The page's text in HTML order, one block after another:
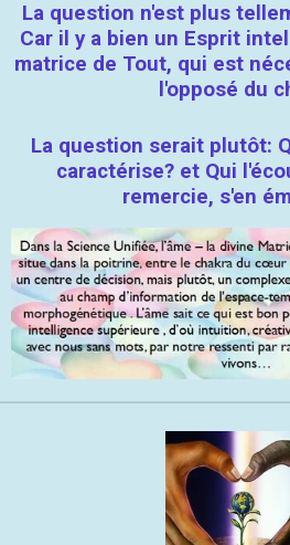
La question n'est plus
Car il y a bien un Esprit
matrice de Tout, qui est
l'opposé du
La question serait plutôt:
caractérise? et Qui
remercie, s'en